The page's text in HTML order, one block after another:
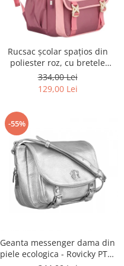
Rucsac școlar spațios din
poliester roz, cu bretele
reglabile - Peterson PTR-PTN
8610-1327 PINK
334,00 Lei
129,00 Lei
-55%
Geanta messenger dama din
piele ecologica - Rovicky PTR-